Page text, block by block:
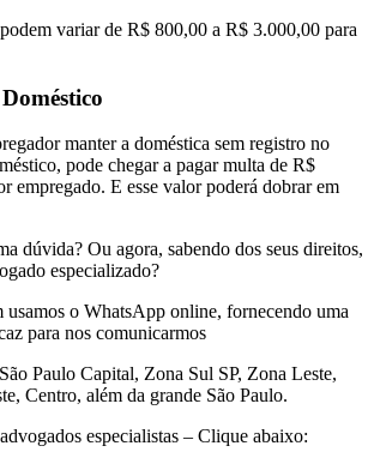
variar de R$ 800,00 a R$ 3.000,00 para
manter a doméstica sem registro no
pode chegar a pagar multa de R$
empregado. E esse valor poderá dobrar em
dúvida? Ou agora, sabendo dos seus direitos,
especializado?
usamos o WhatsApp online, fornecendo uma
para nos comunicarmos
Paulo Capital, Zona Sul SP, Zona Leste,
Centro, além da grande São Paulo.
especialistas – Clique abaixo: